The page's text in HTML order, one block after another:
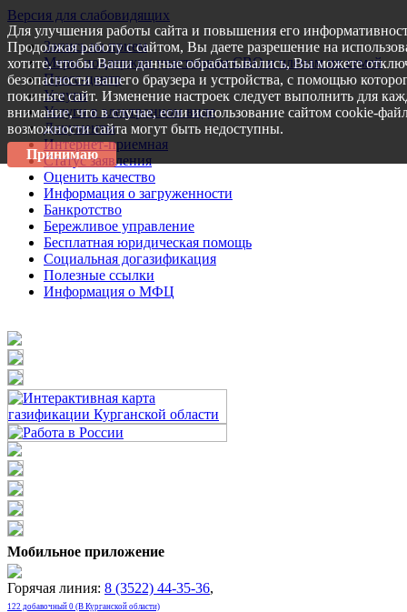
Версия для слабовидящих
Запись на прием
Меры поддержки участникам СВО и членам их семей
Пресс-центр
Услуги
Услуги в электронном виде
Документы
Интернет-приемная
Статус заявления
Оценить качество
Информация о загруженности
Банкротство
Бережливое управление
Бесплатная юридическая помощь
Социальная догазификация
Полезные ссылки
Информация о МФЦ
Мобильное приложение
Горячая линия: 8 (3522) 44-35-36,
122 добавочный 0 (В Курганской области)
Для улучшения работы сайта и повышения его
Продолжая работу с сайтом, Вы даете разрешение на
хотите, чтобы Ваши данные обрабатывались, Вы можете
безопасности вашего браузера и устройства, с помощью
покиньте сайт. Изменение настроек следует выполнить для
внимание, что в случае, если использование сайтом cookie-
возможности сайта могут быть недоступны.
Принимаю